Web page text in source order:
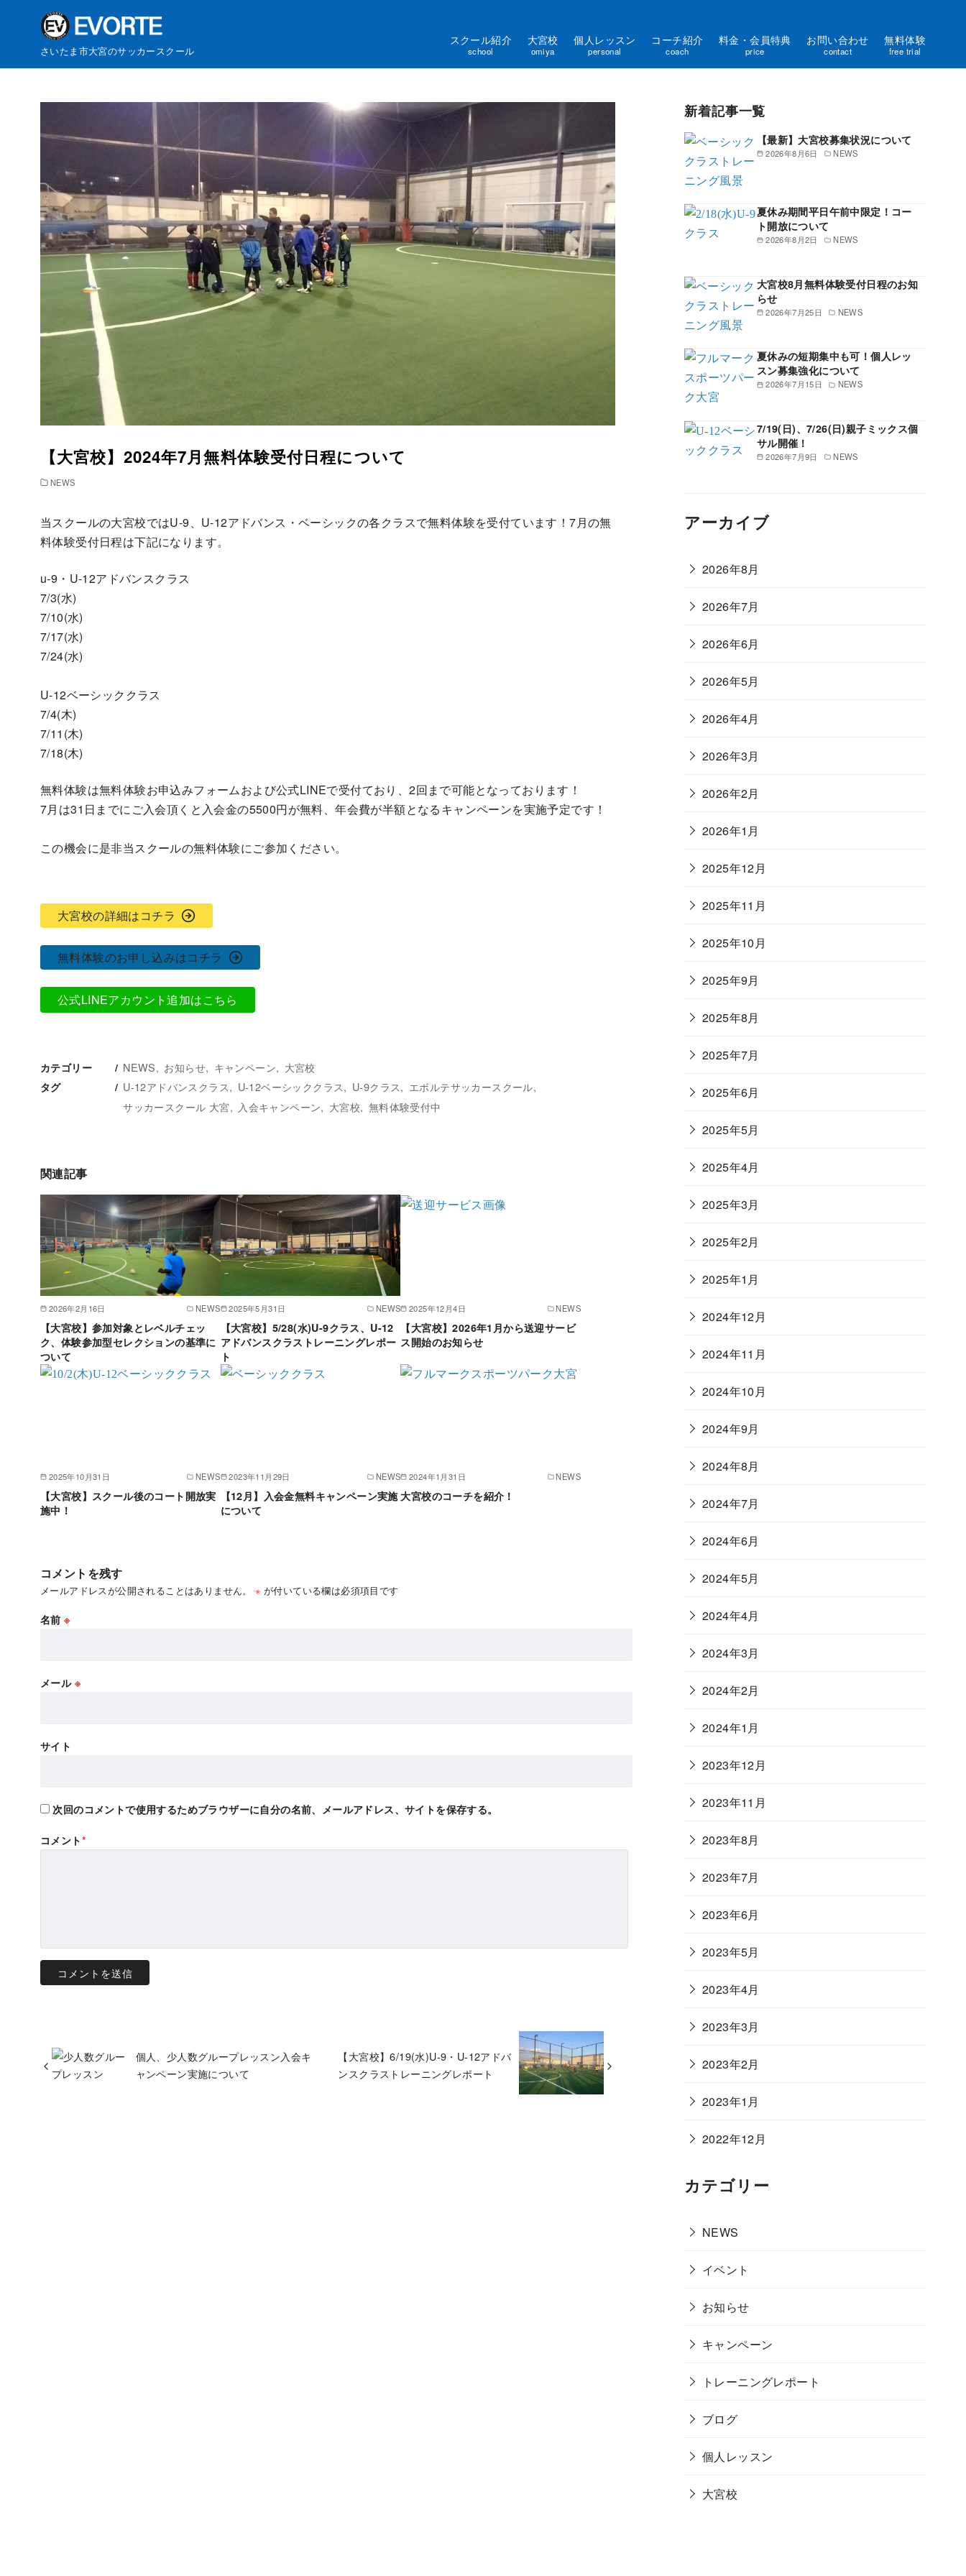
さいたま市大宮のサッカースクール
スクール紹介
school
大宮校
omiya
個人レッスン
personal
コーチ紹介
coach
料金・会員特典
price
お問い合わせ
contact
無料体験
free trial
【大宮校】2024年7月無料体験受付日程について
NEWS
当スクールの大宮校ではU-9、U-12アドバンス・ベーシックの各クラスで無料体験を受付ています！7月の無
料体験受付日程は下記になります。
u-9・U-12アドバンスクラス
7/3(水)
7/10(水)
7/17(水)
7/24(水)
U-12ベーシッククラス
7/4(木)
7/11(木)
7/18(木)
無料体験は無料体験お申込みフォームおよび公式LINEで受付ており、2回まで可能となっております！
7月は31日までにご入会頂くと入会金の5500円が無料、年会費が半額となるキャンペーンを実施予定です！
この機会に是非当スクールの無料体験にご参加ください。
大宮校の詳細はコチラ
無料体験のお申し込みはコチラ
公式LINEアカウント追加はこちら
カテゴリー NEWS お知らせ キャンペーン 大宮校
タグ U-12アドバンスクラス U-12ベーシッククラス U-9クラス
エボルテサッカースクール
サッカースクール 大宮
入会キャンペーン 大宮校 無料体験受付中
関連記事
2026年2月16日 NEWS
【大宮校】参加対象とレベルチェッ
ク、体験参加型セレクションの基準に
ついて
2025年5月31日 NEWS
【大宮校】5/28(水)U-9クラス、U-12
アドバンスクラストレーニングレポー
ト
2025年12月4日 NEWS
【大宮校】2026年1月から送迎サービ
ス開始のお知らせ
2025年10月31日 NEWS
【大宮校】スクール後のコート開放実
施中！
2023年11月29日 NEWS
【12月】入会金無料キャンペーン実施
について
2024年1月31日 NEWS
大宮校のコーチを紹介！
コメントを残す
メールアドレスが公開されることはありません。 ※ が付いている欄は必須項目です
名前※
メール ※
サイト
次回のコメントで使用するためブラウザーに自分の名前、メールアドレス、サイトを保存する。
コメント*
個人、少人数グループレッスン入会キ
ャンペーン実施について
【大宮校】6/19(水)U-9・U-12アドバ
ンスクラストレーニングレポート
新着記事一覧
2026年8月6日 NEWS
【最新】大宮校募集状況について
2026年8月2日 NEWS
夏休み期間平日午前中限定！コー
ト開放について
2026年7月25日 NEWS
大宮校8月無料体験受付日程のお知
らせ
2026年7月15日 NEWS
夏休みの短期集中も可！個人レッ
スン募集強化について
2026年7月9日 NEWS
7/19(日)、7/26(日)親子ミックス個
サル開催！
アーカイブ
2026年8月
2026年7月
2026年6月
2026年5月
2026年4月
2026年3月
2026年2月
2026年1月
2025年12月
2025年11月
2025年10月
2025年9月
2025年8月
2025年7月
2025年6月
2025年5月
2025年4月
2025年3月
2025年2月
2025年1月
2024年12月
2024年11月
2024年10月
2024年9月
2024年8月
2024年7月
2024年6月
2024年5月
2024年4月
2024年3月
2024年2月
2024年1月
2023年12月
2023年11月
2023年8月
2023年7月
2023年6月
2023年5月
2023年4月
2023年3月
2023年2月
2023年1月
2022年12月
カテゴリー
NEWS
イベント
お知らせ
キャンペーン
トレーニングレポート
ブログ
個人レッスン
大宮校